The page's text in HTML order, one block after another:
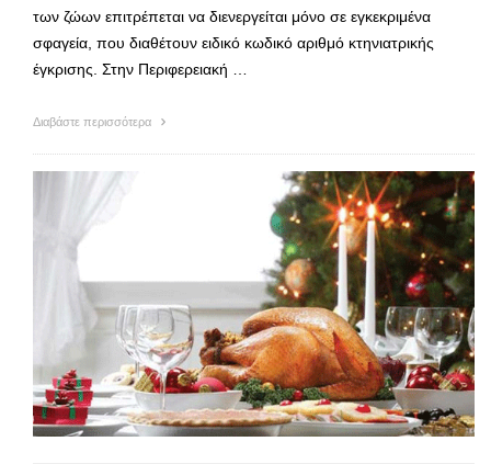
των ζώων επιτρέπεται να διενεργείται μόνο σε εγκεκριμένα
σφαγεία, που διαθέτουν ειδικό κωδικό αριθμό κτηνιατρικής
έγκρισης. Στην Περιφερειακή …
Διαβάστε περισσότερα